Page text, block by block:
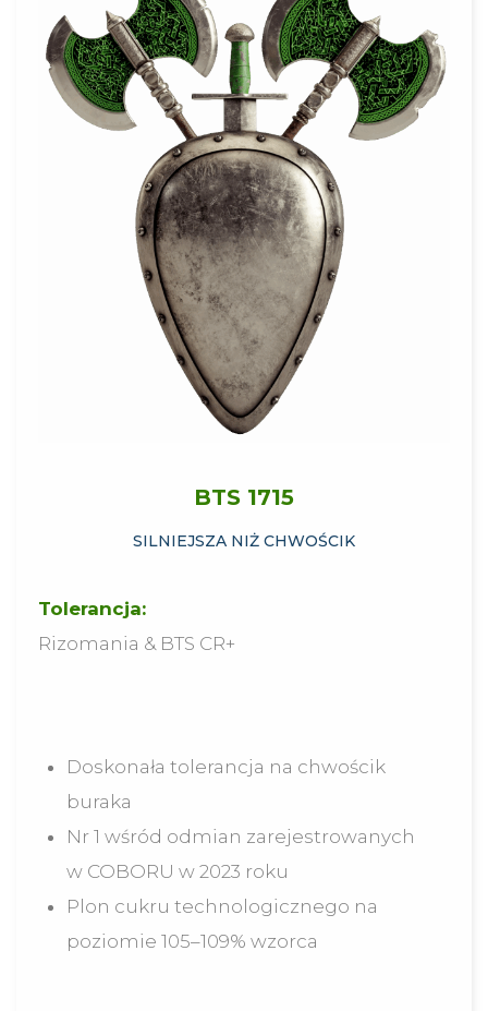
BTS 1715
SILNIEJSZA NIŻ CHWOŚCIK
Tolerancja:
Rizomania & BTS CR+
Doskonała tolerancja na chwościk
buraka
Nr 1 wśród odmian zarejestrowanych
w COBORU w 2023 roku
Plon cukru technologicznego na
poziomie 105–109% wzorca